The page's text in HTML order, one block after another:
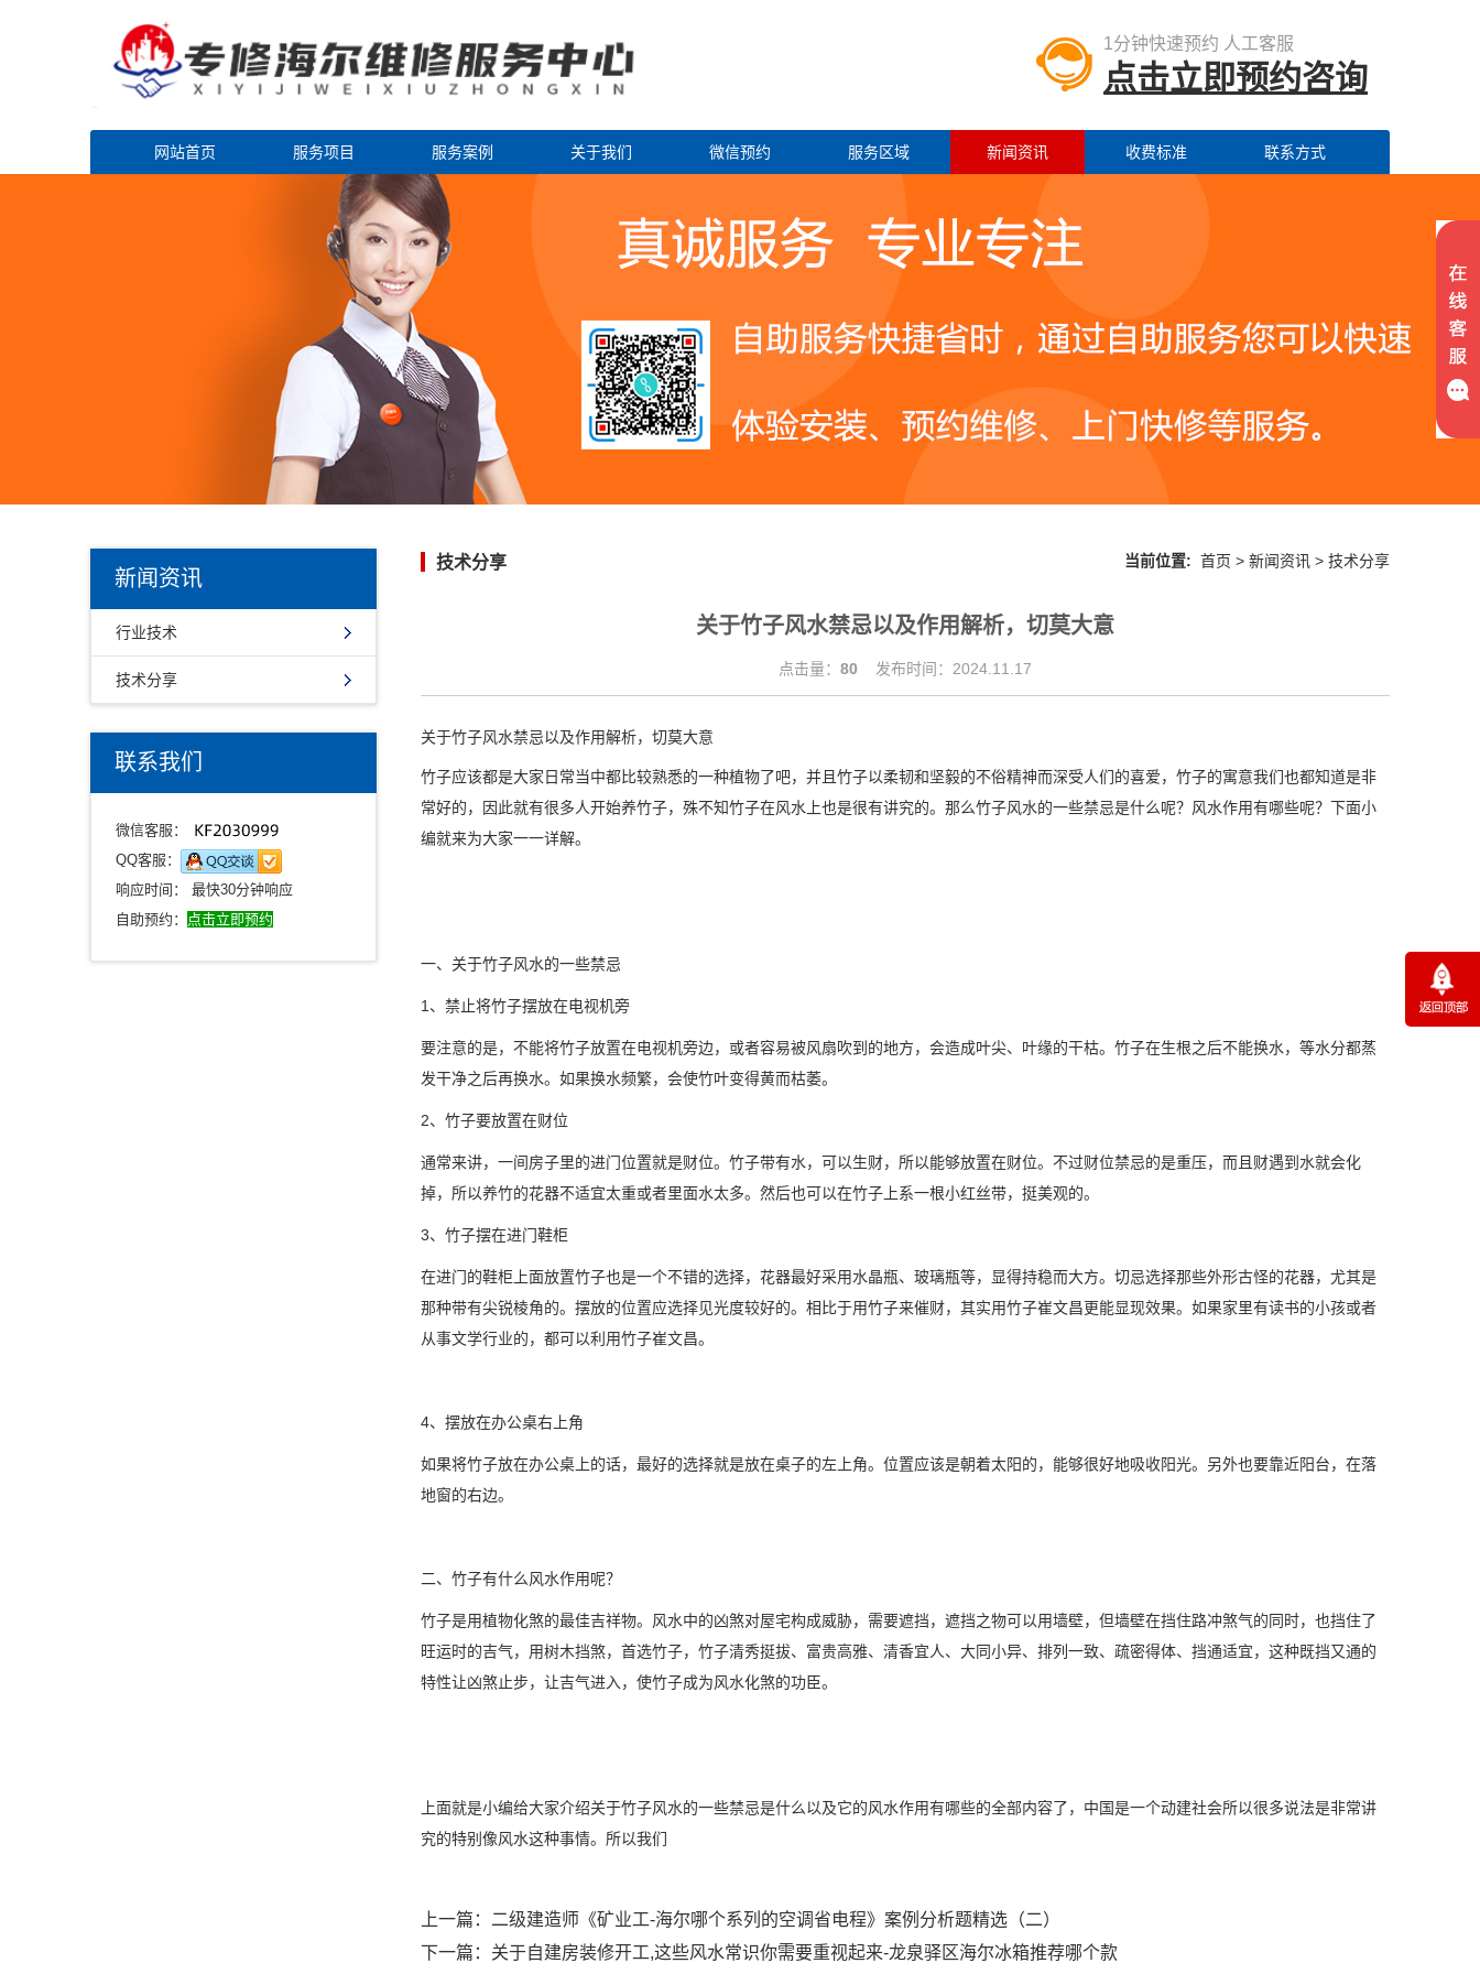
1分钟快速预约 人工客服
点击立即预约咨询
网站首页 服务项目 服务案例 关于我们 微信预约 服务区域 新闻资讯 收费标准 联系方式
新闻资讯
行业技术
技术分享
联系我们
微信客服：
QQ客服：
响应时间： 最快30分钟响应
自助预约： 点击立即预约
技术分享 当前位置: 首页 > 新闻资讯 > 技术分享
关于竹子风水禁忌以及作用解析，切莫大意
点击量： 80 发布时间：2024.11.17
关于竹子风水禁忌以及作用解析，切莫大意
竹子应该都是大家日常当中都比较熟悉的一种植物了吧，并且竹子以柔韧和坚毅的不俗精神而深受人们的喜爱，竹子的寓意我们也都知道是非
常好的，因此就有很多人开始养竹子，殊不知竹子在风水上也是很有讲究的。那么竹子风水的一些禁忌是什么呢？风水作用有哪些呢？下面小
编就来为大家一一详解。
一、关于竹子风水的一些禁忌
1、禁止将竹子摆放在电视机旁
要注意的是，不能将竹子放置在电视机旁边，或者容易被风扇吹到的地方，会造成叶尖、叶缘的干枯。竹子在生根之后不能换水，等水分都蒸
发干净之后再换水。如果换水频繁，会使竹叶变得黄而枯萎。
2、竹子要放置在财位
通常来讲，一间房子里的进门位置就是财位。竹子带有水，可以生财，所以能够放置在财位。不过财位禁忌的是重压，而且财遇到水就会化
掉，所以养竹的花器不适宜太重或者里面水太多。然后也可以在竹子上系一根小红丝带，挺美观的。
3、竹子摆在进门鞋柜
在进门的鞋柜上面放置竹子也是一个不错的选择，花器最好采用水晶瓶、玻璃瓶等，显得持稳而大方。切忌选择那些外形古怪的花器，尤其是
那种带有尖锐棱角的。摆放的位置应选择见光度较好的。相比于用竹子来催财，其实用竹子崔文昌更能显现效果。如果家里有读书的小孩或者
从事文学行业的，都可以利用竹子崔文昌。
4、摆放在办公桌右上角
如果将竹子放在办公桌上的话，最好的选择就是放在桌子的左上角。位置应该是朝着太阳的，能够很好地吸收阳光。另外也要靠近阳台，在落
地窗的右边。
二、竹子有什么风水作用呢？
竹子是用植物化煞的最佳吉祥物。风水中的凶煞对屋宅构成威胁，需要遮挡，遮挡之物可以用墙壁，但墙壁在挡住路冲煞气的同时，也挡住了
旺运时的吉气，用树木挡煞，首选竹子，竹子清秀挺拔、富贵高雅、清香宜人、大同小异、排列一致、疏密得体、挡通适宜，这种既挡又通的
特性让凶煞止步，让吉气进入，使竹子成为风水化煞的功臣。
上面就是小编给大家介绍关于竹子风水的一些禁忌是什么以及它的风水作用有哪些的全部内容了，中国是一个动建社会所以很多说法是非常讲
究的特别像风水这种事情。所以我们
上一篇： 二级建造师《矿业工-海尔哪个系列的空调省电程》案例分析题精选（二）
下一篇： 关于自建房装修开工,这些风水常识你需要重视起来-龙泉驿区海尔冰箱推荐哪个款